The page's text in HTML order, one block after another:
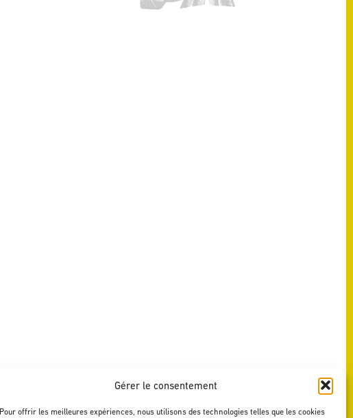
Gérer le consentement
Pour offrir les meilleures expériences, nous utilisons des technologies telles que les cookies